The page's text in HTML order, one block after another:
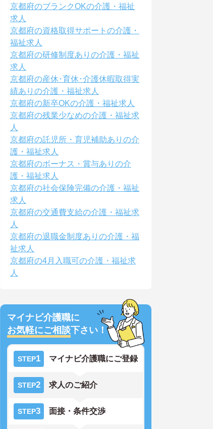
京都府のブランクOKの介護・福祉
求人
京都府の資格取得サポートの介護・
福祉求人
京都府の研修制度ありの介護・福祉
求人
京都府の産休･育休･介護休暇取得実
績ありの介護・福祉求人
京都府の新卒OKの介護・福祉求人
京都府の残業少なめの介護・福祉求
人
京都府の託児所・育児補助ありの介
護・福祉求人
京都府のボーナス・賞与ありの介
護・福祉求人
京都府の社会保険完備の介護・福祉
求人
京都府の交通費支給の介護・福祉求
人
京都府の退職金制度ありの介護・福
祉求人
京都府の4月入職可の介護・福祉求
人
マイナビ介護職に
お気軽にご相談下さい！
STEP1 マイナビ介護職にご登録
STEP2 求人のご紹介
STEP3 面接・条件交渉